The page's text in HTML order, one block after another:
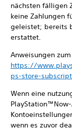
nächsten fälligen
keine Zahlungen
geleistet; bereits
erstattet.
Anweisungen
https://
ps-store-
Wenn eine
wenn es zuvor